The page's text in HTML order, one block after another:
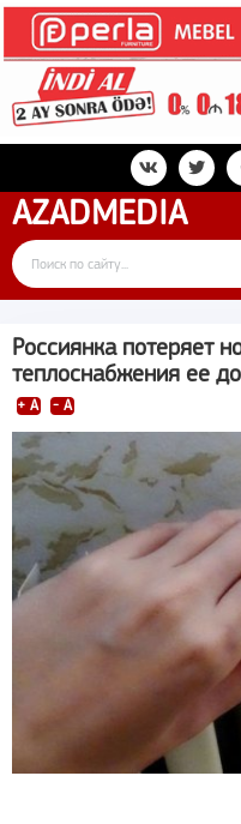
AZADMEDIA
Россиянка потеряет
теплоснабжения ее
+ A - A